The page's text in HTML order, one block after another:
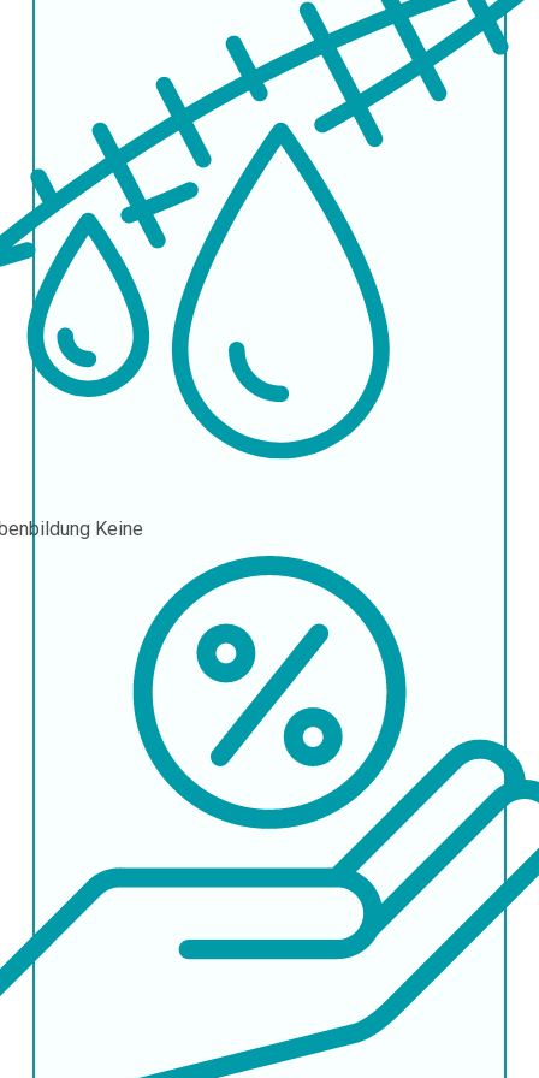
Keine